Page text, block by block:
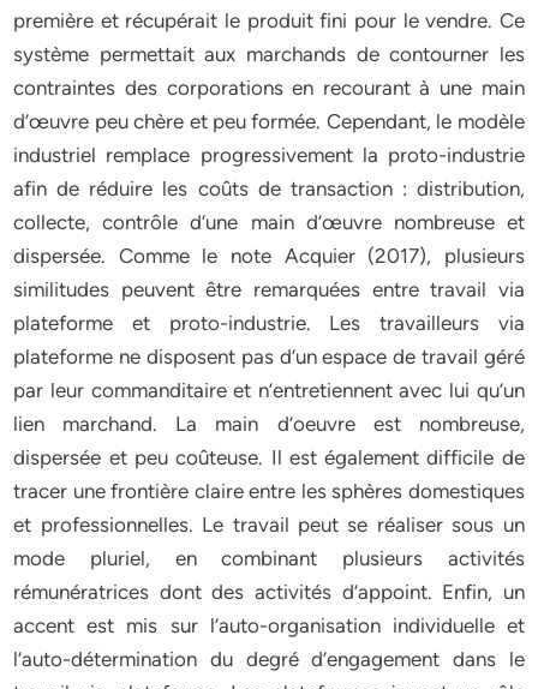
première et récupérait le produit fini pour le vendre. Ce
système permettait aux marchands de contourner les
contraintes des corporations en recourant à une main
d’œuvre peu chère et peu formée. Cependant, le modèle
industriel remplace progressivement la proto-industrie
afin de réduire les coûts de transaction : distribution,
collecte, contrôle d’une main d’œuvre nombreuse et
dispersée. Comme le note Acquier (2017), plusieurs
similitudes peuvent être remarquées entre travail via
plateforme et proto-industrie. Les travailleurs via
plateforme ne disposent pas d’un espace de travail géré
par leur commanditaire et n’entretiennent avec lui qu’un
lien marchand. La main d’oeuvre est nombreuse,
dispersée et peu coûteuse. Il est également difficile de
tracer une frontière claire entre les sphères domestiques
et professionnelles. Le travail peut se réaliser sous un
mode pluriel, en combinant plusieurs activités
rémunératrices dont des activités d’appoint. Enfin, un
accent est mis sur l’auto-organisation individuelle et
l’auto-détermination du degré d’engagement dans le